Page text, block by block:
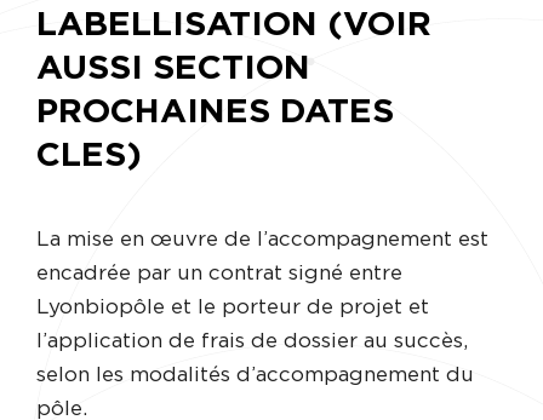
LABELLISATION (VOIR
AUSSI SECTION
PROCHAINES DATES
CLES)
La mise en œuvre de l’accompagnement est
encadrée par un contrat signé entre
Lyonbiopôle et le porteur de projet et
l’application de frais de dossier au succès,
selon les modalités d’accompagnement du
pôle.